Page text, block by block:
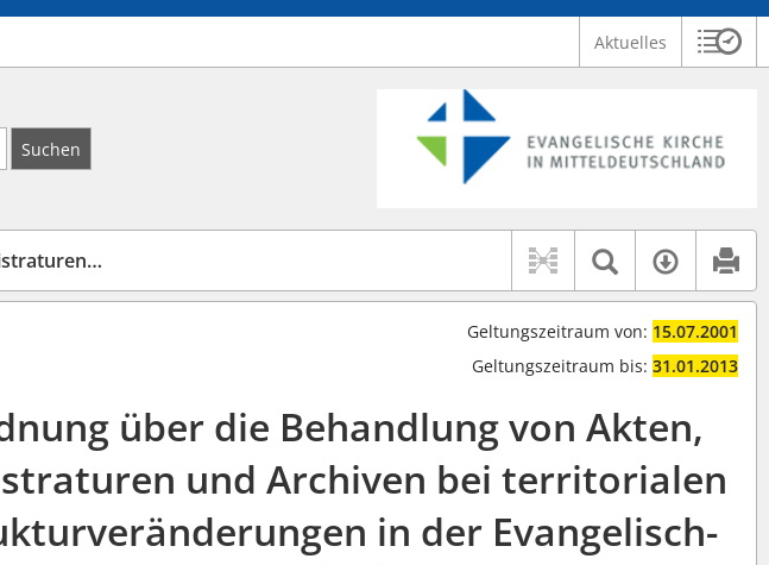
Aktuelles
Platzhalter "*", Bsp. Pfarrer*, findet auch: "Pfarrerinitiative" oder "Pfarrerausschuss".
Suchen
Logo Ev. Kirche in Mitteldeutschland
Archiven Textsuche
Geltungszeitraum von: 15.07.2001
Geltungszeitraum bis: 31.01.2013
über die Behandlung von Akten,
und Archiven bei territorialen
in der Evangelisch-